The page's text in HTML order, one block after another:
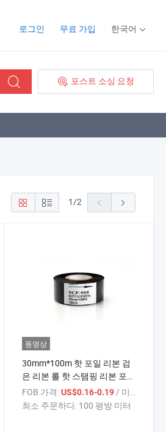
로그인 무료 가입 한국어
포스트 소싱 요청
1/2
동영상
30mm*100m 핫 포일 리본 검
은 리본 롤 핫 스탬핑 리본 포일
코딩 기계에 사용됨
FOB 가격: US$0.16-0.19/ 미터
최소 주문하다: 100 평방 미터